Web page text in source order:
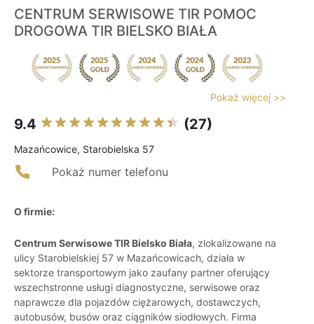
CENTRUM SERWISOWE TIR POMOC
DROGOWA TIR BIELSKO BIAŁA
Pokaż więcej >>
9.4 (27)
Mazańcowice, Starobielska 57
Pokaż numer telefonu
O firmie:
Centrum Serwisowe TIR Bielsko Biała, zlokalizowane na
ulicy Starobielskiej 57 w Mazańcowicach, działa w
sektorze transportowym jako zaufany partner oferujący
wszechstronne usługi diagnostyczne, serwisowe oraz
naprawcze dla pojazdów ciężarowych, dostawczych,
autobusów, busów oraz ciągników siodłowych. Firma